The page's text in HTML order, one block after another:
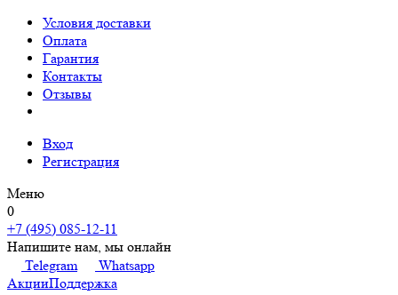
Условия доставки
Оплата
Гарантия
Контакты
Отзывы
Вход
Регистрация
Меню
0
+7 (495) 085-12-11
Напишите нам, мы онлайн
Telegram
Whatsapp
АкцииПоддержка